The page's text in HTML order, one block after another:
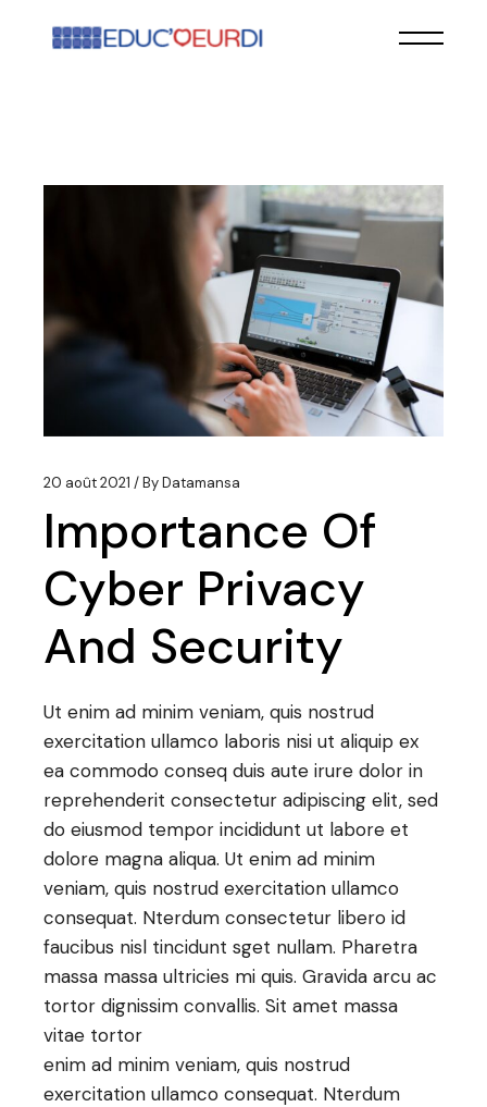
20 août 2021 ByDatamansa
Importance Of
Cyber Privacy
And Security
Ut enim ad minim veniam, quis nostrud
exercitation ullamco laboris nisi ut aliquip ex
ea commodo conseq duis aute irure dolor in
reprehenderit consectetur adipiscing elit, sed
do eiusmod tempor incididunt ut labore et
dolore magna aliqua. Ut enim ad minim
veniam, quis nostrud exercitation ullamco
consequat. Nterdum consectetur libero id
faucibus nisl tincidunt sget nullam. Pharetra
massa massa ultricies mi quis. Gravida arcu ac
tortor dignissim convallis. Sit amet massa
vitae tortor
enim ad minim veniam, quis nostrud
exercitation ullamco consequat. Nterdum